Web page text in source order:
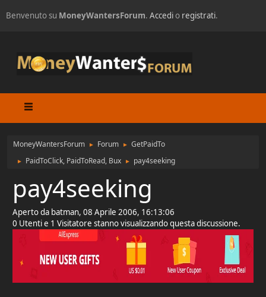
Benvenuto su MoneyWantersForum. Accedio registrati.
MoneyWantersForum ► Forum ► GetPaidTo
► PaidToClick, PaidToRead, Bux ► pay4seeking
pay4seeking
Aperto da batman, 08 Aprile 2006, 16:13:06
0 Utenti e 1 Visitatore stanno visualizzando questa discussione.